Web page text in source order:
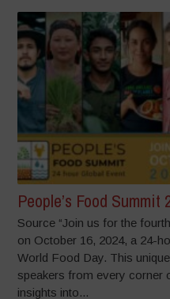
People’s Food Summit
Source “Join us for the
on October 16, 2024, a 24-
World Food Day. This
speakers from every corner
insights into...